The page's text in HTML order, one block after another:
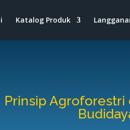
Katalog Produk
Prinsip Agroforestri